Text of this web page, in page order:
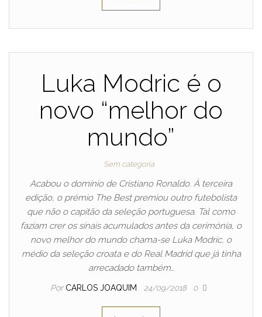
Luka Modric é o
novo “melhor do
mundo”
Sem categoria
Acabou o domínio de Cristiano Ronaldo. À terceira
edição, o prémio The Best premiou outro futebolista
que não o capitão da seleção portuguesa. Tal como
faziam crer os sinais acumulados antes da cerimónia, o
novo melhor do mundo chama-se Luka Modric, o
médio da seleção croata e do Real Madrid que já tinha
arrecadado também…
Por CARLOS JOAQUIM 24/09/2018 0